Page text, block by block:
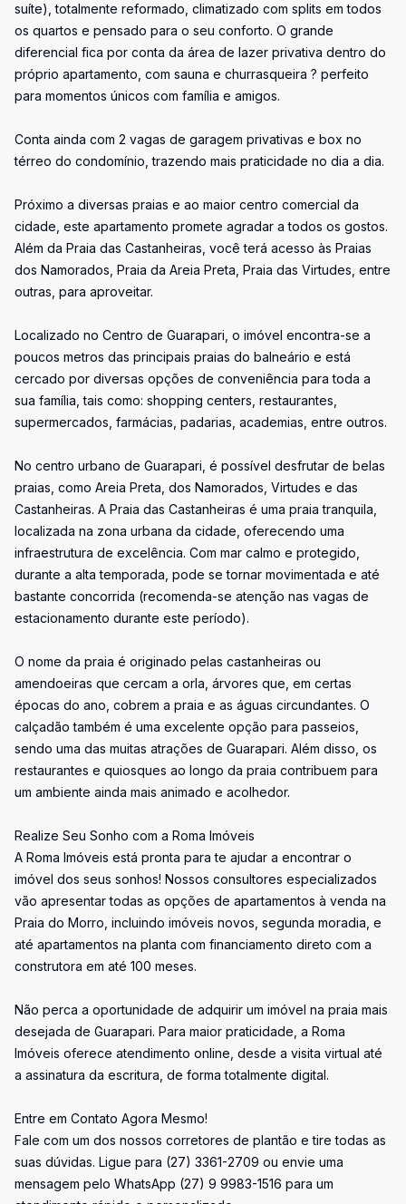
suíte), totalmente reformado, climatizado com splits em todos
os quartos e pensado para o seu conforto. O grande
diferencial fica por conta da área de lazer privativa dentro do
próprio apartamento, com sauna e churrasqueira ? perfeito
para momentos únicos com família e amigos.
Conta ainda com 2 vagas de garagem privativas e box no
térreo do condomínio, trazendo mais praticidade no dia a dia.
Próximo a diversas praias e ao maior centro comercial da
cidade, este apartamento promete agradar a todos os gostos.
Além da Praia das Castanheiras, você terá acesso às Praias
dos Namorados, Praia da Areia Preta, Praia das Virtudes, entre
outras, para aproveitar.
Localizado no Centro de Guarapari, o imóvel encontra-se a
poucos metros das principais praias do balneário e está
cercado por diversas opções de conveniência para toda a
sua família, tais como: shopping centers, restaurantes,
supermercados, farmácias, padarias, academias, entre outros.
No centro urbano de Guarapari, é possível desfrutar de belas
praias, como Areia Preta, dos Namorados, Virtudes e das
Castanheiras. A Praia das Castanheiras é uma praia tranquila,
localizada na zona urbana da cidade, oferecendo uma
infraestrutura de excelência. Com mar calmo e protegido,
durante a alta temporada, pode se tornar movimentada e até
bastante concorrida (recomenda-se atenção nas vagas de
estacionamento durante este período).
O nome da praia é originado pelas castanheiras ou
amendoeiras que cercam a orla, árvores que, em certas
épocas do ano, cobrem a praia e as águas circundantes. O
calçadão também é uma excelente opção para passeios,
sendo uma das muitas atrações de Guarapari. Além disso, os
restaurantes e quiosques ao longo da praia contribuem para
um ambiente ainda mais animado e acolhedor.
Realize Seu Sonho com a Roma Imóveis
A Roma Imóveis está pronta para te ajudar a encontrar o
imóvel dos seus sonhos! Nossos consultores especializados
vão apresentar todas as opções de apartamentos à venda na
Praia do Morro, incluindo imóveis novos, segunda moradia, e
até apartamentos na planta com financiamento direto com a
construtora em até 100 meses.
Não perca a oportunidade de adquirir um imóvel na praia mais
desejada de Guarapari. Para maior praticidade, a Roma
Imóveis oferece atendimento online, desde a visita virtual até
a assinatura da escritura, de forma totalmente digital.
Entre em Contato Agora Mesmo!
Fale com um dos nossos corretores de plantão e tire todas as
suas dúvidas. Ligue para (27) 3361-2709 ou envie uma
mensagem pelo WhatsApp (27) 9 9983-1516 para um